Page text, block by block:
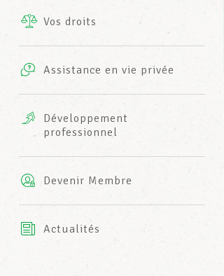
INFO-CENTER
Vos droits
Assistance en vie privée
complémentaires
AXA
Développement
professionnel
Devenir Membre
Actualités